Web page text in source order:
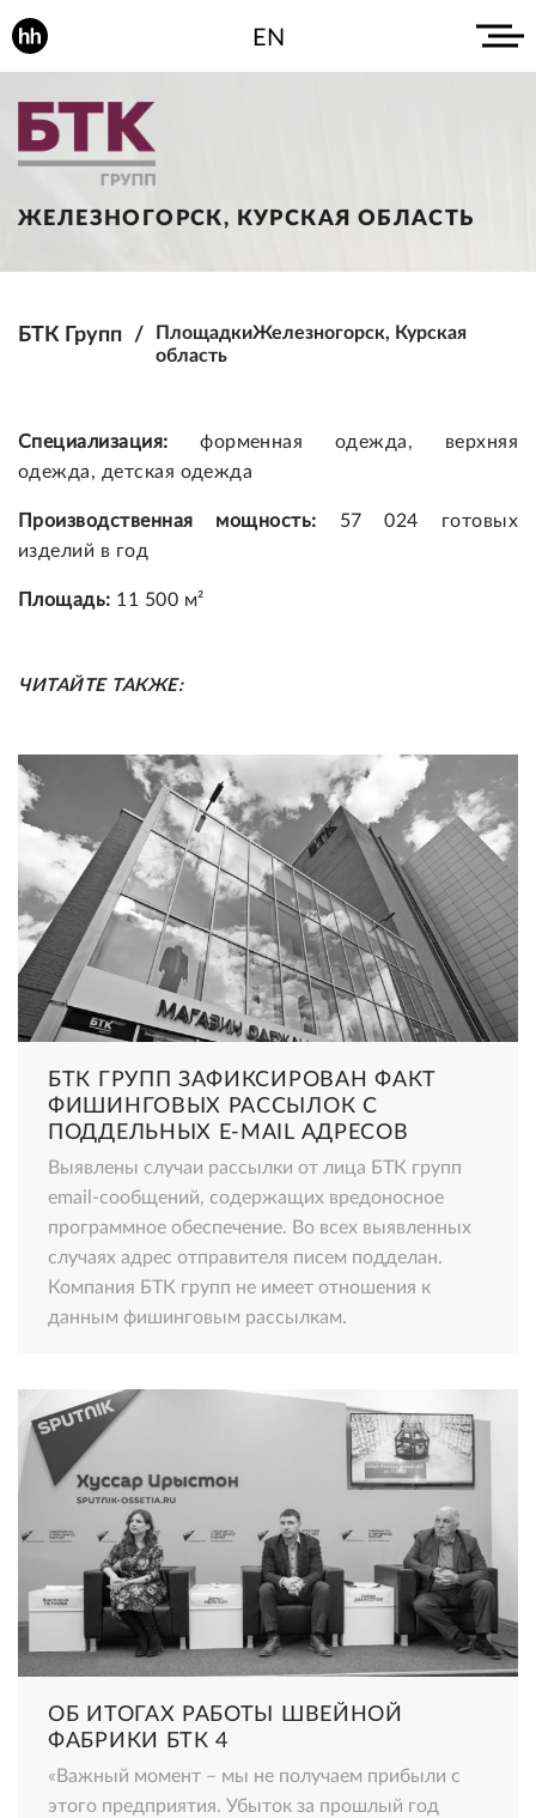
EN
ЖЕЛЕЗНОГОРСК, КУРСКАЯ ОБЛАСТЬ
БТК Групп ПлощадкиЖелезногорск, Курская
область
Специализация: форменная одежда, верхняя
одежда, детская одежда
Производственная мощность: 57 024 готовых
изделий в год
Площадь: 11 500 м²
ЧИТАЙТЕ ТАКЖЕ:
БТК ГРУПП ЗАФИКСИРОВАН ФАКТ
ФИШИНГОВЫХ РАССЫЛОК С
ПОДДЕЛЬНЫХ E-MAIL АДРЕСОВ
Выявлены случаи рассылки от лица БТК групп
email-сообщений, содержащих вредоносное
программное обеспечение. Во всех выявленных
случаях адрес отправителя писем подделан.
Компания БТК групп не имеет отношения к
данным фишинговым рассылкам.
ОБ ИТОГАХ РАБОТЫ ШВЕЙНОЙ
ФАБРИКИ БТК 4
«Важный момент – мы не получаем прибыли с
этого предприятия. Убыток за прошлый год